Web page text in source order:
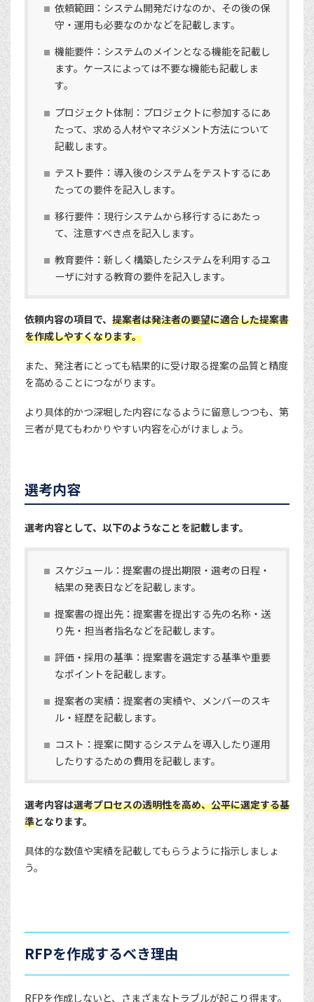
依頼範囲：システム開発だけなのか、その後の保
守・運用も必要なのかなどを記載します。
機能要件：システムのメインとなる機能を記載し
ます。ケースによっては不要な機能も記載しま
す。
プロジェクト体制：プロジェクトに参加するにあ
たって、求める人材やマネジメント方法について
記載します。
テスト要件：導入後のシステムをテストするにあ
たっての要件を記入します。
移行要件：現行システムから移行するにあたっ
て、注意すべき点を記入します。
教育要件：新しく構築したシステムを利用するユ
ーザに対する教育の要件を記入します。
依頼内容の項目で、 提案者は発注者の要望に適合した提案書
を作成しやすくなります。
また、発注者にとっても結果的に受け取る提案の品質と精度
を高めることにつながります。
より具体的かつ深堀した内容になるように留意しつつも、第
三者が見てもわかりやすい内容を心がけましょう。
選考内容
選考内容として、以下のようなことを記載します。
スケジュール：提案書の提出期限・選考の日程・
結果の発表日などを記載します。
提案書の提出先：提案書を提出する先の名称・送
り先・担当者指名などを記載します。
評価・採用の基準：提案書を選定する基準や重要
なポイントを記載します。
提案者の実績：提案者の実績や、メンバーのスキ
ル・経歴を記載します。
コスト：提案に関するシステムを導入したり運用
したりするための費用を記載します。
選考内容は選考プロセスの透明性を高め、公平に選定する基
準となります。
具体的な数値や実績を記載してもらうように指示しましょ
う。
RFPを作成するべき理由
RFPを作成しないと、さまざまなトラブルが起こり得ます。